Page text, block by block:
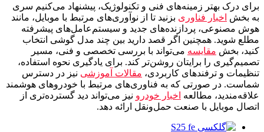
برای درک بهتر زمینه‌های فنی و تکنولوژیک، پیشنهاد می‌کنیم سری
به بخش اخبار فناوری بزنید تا از نوآوری‌های مرتبط با موبایل، مانند
هوش مصنوعی، پردازنده‌های جدید و سیستم‌عامل‌های پیشرفته
مطلع شوید. همچنین اگر قصد دارید بین چند مدل گوشی انتخاب
کنید، بخش مقایسه می‌تواند با بررسی تخصصی و فنی، مسیر
تصمیم‌گیری را برایتان روشن‌تر کند. برای یادگیری نحوه استفاده،
تنظیمات و ترفندهای کاربردی، مقالات آموزشی نیز در دسترس
شماست. در صورتی که به فناوری‌های مرتبط با خودروهای هوشمند
علاقه‌مندید، مطالعه اخبار خودرو نیز می‌تواند دید گسترده‌تری از
اتصال موبایل با صنعت حمل‌ونقل ارائه دهد.